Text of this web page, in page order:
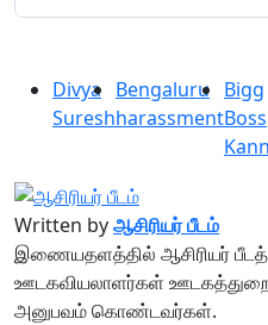
Divya
Suresh
Bengaluru
harassment
Bigg
Boss
Written byஆசிரியர் பீடம்
இணையதளத்தில் ஆசிரியர்
ஊடகவியலாளர்கள்
அனுபவம் கொண்டவர்கள்.